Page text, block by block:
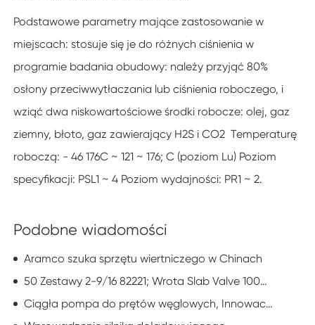
Podstawowe parametry mające zastosowanie w
miejscach: stosuje się je do różnych ciśnienia w
programie badania obudowy: należy przyjąć 80%
osłony przeciwwytłaczania lub ciśnienia roboczego, i
wziąć dwa niskowartościowe środki robocze: olej, gaz
ziemny, błoto, gaz zawierający H2S i CO2 Temperaturę
roboczą: - 46 176C ~ 121 ~ 176; C (poziom Lu) Poziom
specyfikacji: PSL1 ~ 4 Poziom wydajności: PR1 ~ 2.
Podobne wiadomości
Aramco szuka sprzętu wiertniczego w Chinach
50 Zestawy 2-9/16 82221; Wrota Slab Valve 1000PSI, PSL3G, PR1
Ciągła pompa do prętów węglowych, Innowacja producenta pomp Rodowych